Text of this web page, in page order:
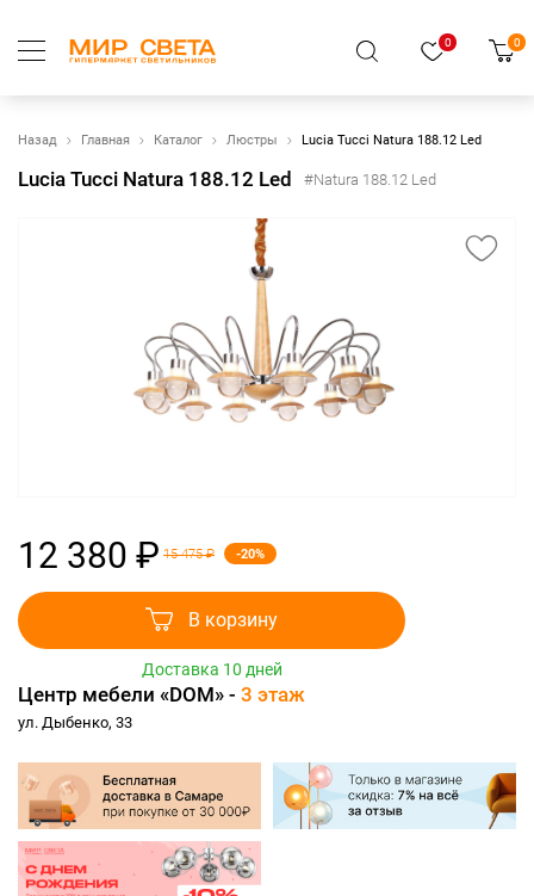
0 0
Назад Главная Каталог Люстры Lucia Tucci Natura 188.12 Led
Lucia Tucci Natura 188.12 Led #Natura 188.12 Led
12 380 ₽ 15 475 ₽ -20%
В корзину
Доставка 10 дней
Центр мебели «DOM» - 3 этаж
ул. Дыбенко, 33